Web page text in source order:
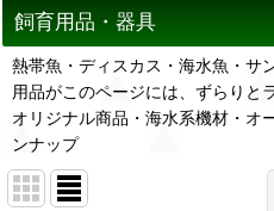
飼育用品・器具
熱帯魚・ディスカス・海水魚・サ
用品がこのページには、ずらりと
オリジナル商品・海水系機材・オ
ンナップ